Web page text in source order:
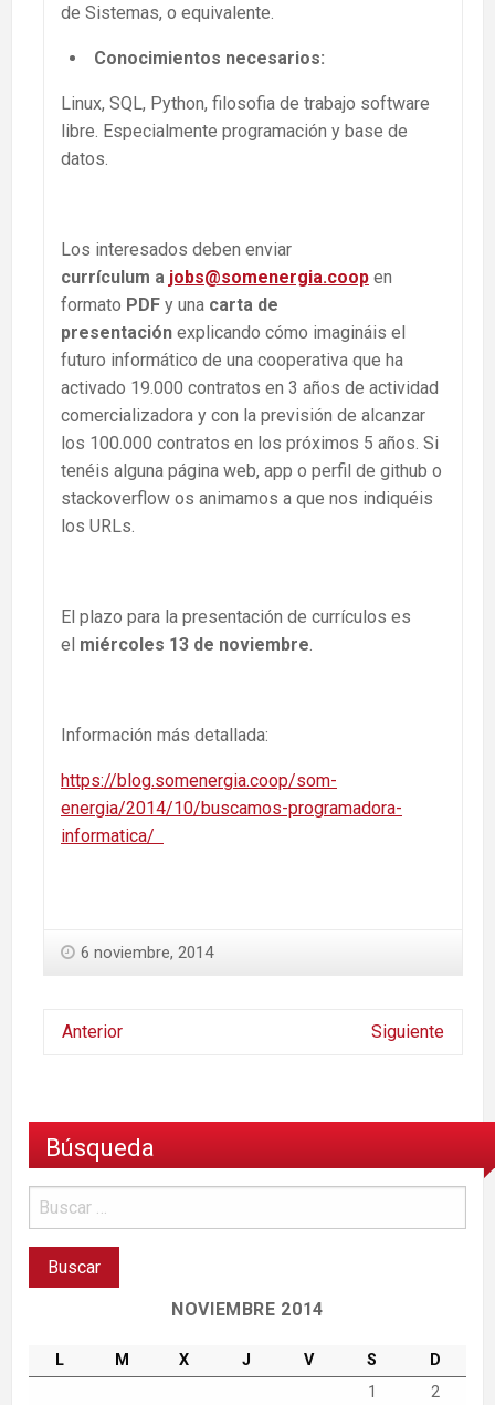
de Sistemas, o equivalente.
Conocimientos necesarios:
Linux, SQL, Python, filosofia de trabajo software
libre. Especialmente programación y base de
datos.
Los interesados deben enviar
currículum a jobs@somenergia.coop en
formato PDF y una carta de
presentación explicando cómo imagináis el
futuro informático de una cooperativa que ha
activado 19.000 contratos en 3 años de actividad
comercializadora y con la previsión de alcanzar
los 100.000 contratos en los próximos 5 años. Si
tenéis alguna página web, app o perfil de github o
stackoverflow os animamos a que nos indiquéis
los URLs.
El plazo para la presentación de currículos es
el miércoles 13 de noviembre
Información más detallada:
https://blog.somenergia.coop/som-
energia/2014/10/buscamos-programadora-
informatica/
6 noviembre, 2014
Anterior Siguiente
Búsqueda
NOVIEMBRE 2014
L M X J V S
D
1
2